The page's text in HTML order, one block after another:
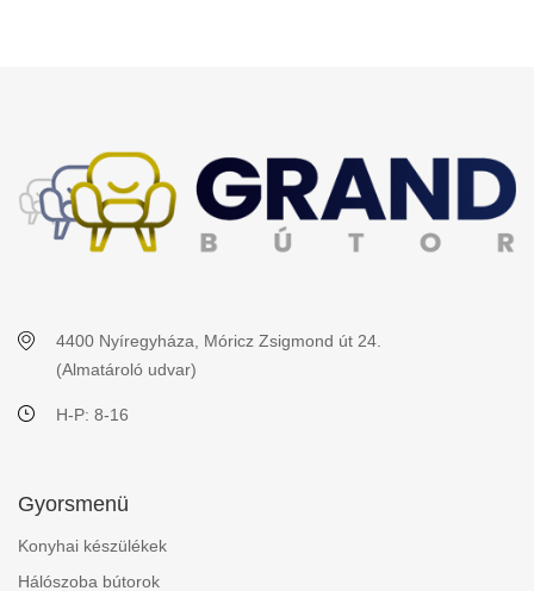
4400 Nyíregyháza, Móricz Zsigmond út 24.
(Almatároló udvar)
H-P: 8-16
Gyorsmenü
Konyhai készülékek
Hálószoba bútorok